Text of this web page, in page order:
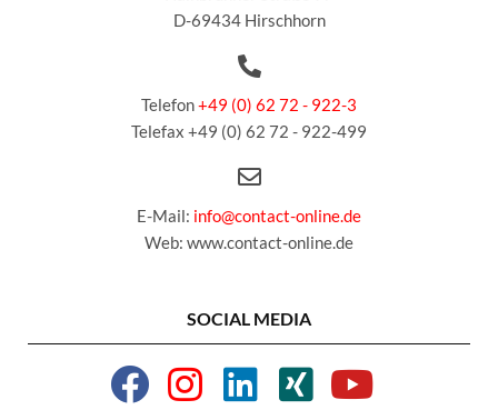
D-69434 Hirschhorn
Telefon+49 (0) 62 72 - 922-3
Telefax +49 (0) 62 72 - 922-499
E-Mail: info@contact-online.de
Web: www.contact-online.de
SOCIAL MEDIA